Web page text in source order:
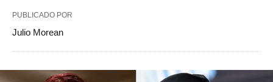
PUBLICADO POR
Julio Morean